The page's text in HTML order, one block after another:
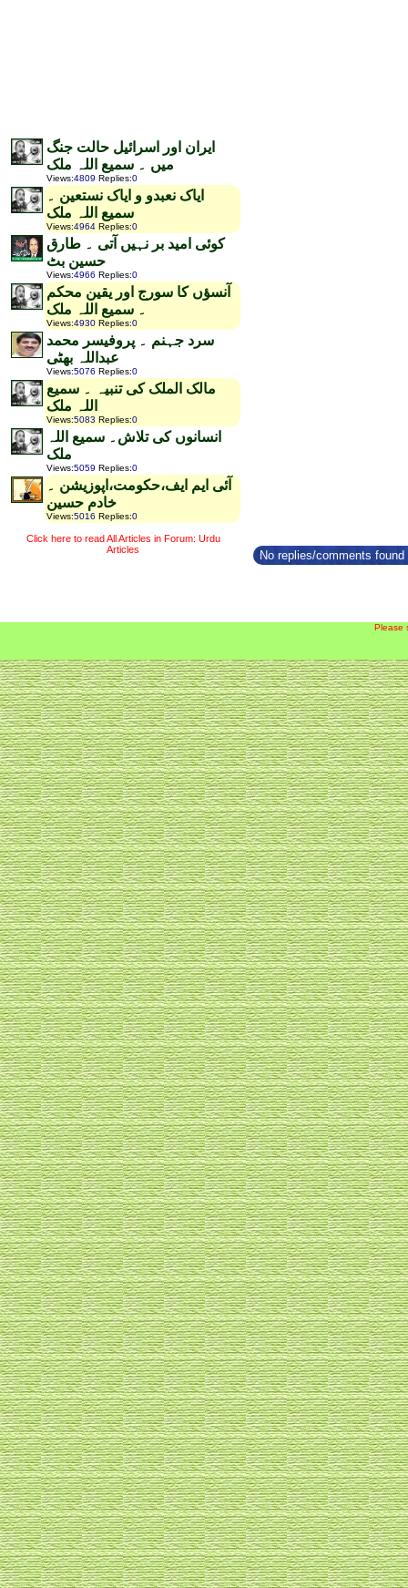
ایران اور اسرائیل حالت جنگ
میں ۔ سمیع اللہ ملک
Views:4809 Replies:0
ایاک نعبدو و ایاک نستعین ۔
سمیع اللہ ملک
Views:4964 Replies:0
کوئی امید بر نہیں آتی ۔ طارق
حسین بٹ
Views:4966 Replies:0
آنسؤں کا سورج اور یقین محکم
۔ سمیع اللہ ملک
Views:4930 Replies:0
سرد جہنم ۔ پروفیسر محمد
عبداللہ بھٹی
Views:5076 Replies:0
مالک الملک کی تنبیہ ۔ سمیع
اللہ ملک
Views:5083 Replies:0
انسانوں کی تلاش۔ سمیع اللہ
ملک
Views:5059 Replies:0
آئی ایم ایف،حکومت،اپوزیشن ۔
خادم حسین
Views:5016 Replies:0
Click here to read All Articles in Forum: Urdu
Articles
No replies/comments
Please